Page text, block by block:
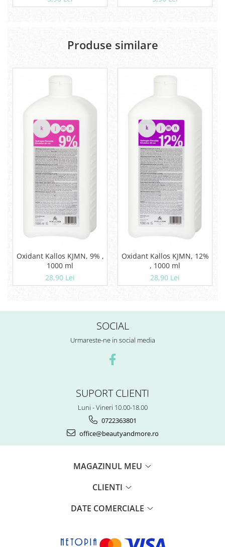
Produse similare
Oxidant Kallos KJMN, 9% ,
1000 ml
28,90 Lei
Oxidant Kallos KJMN, 12%
, 1000 ml
28,90 Lei
SOCIAL
Urmareste-ne in social media
SUPORT CLIENTI
Luni - Vineri 10.00-18.00
0722363801
office@beautyandmore.ro
MAGAZINUL MEU
CLIENTI
DATE COMERCIALE